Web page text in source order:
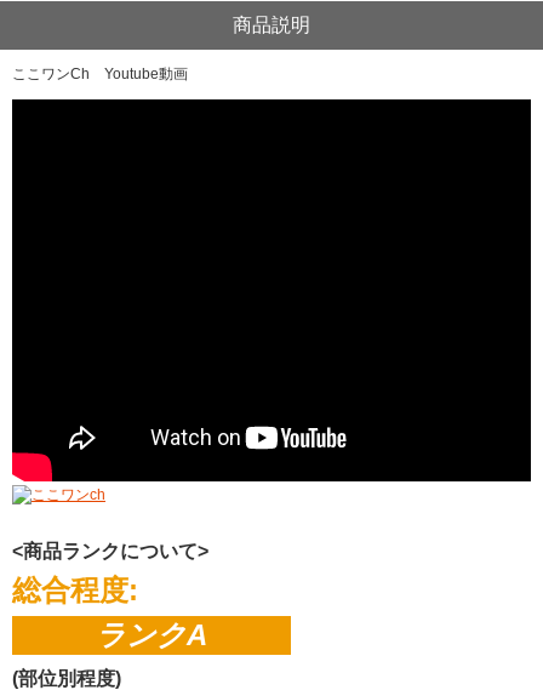
商品説明
ここワンCh Youtube動画
<商品ランクについて>
総合程度:
ランクA
(部位別程度)